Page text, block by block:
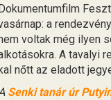
Dokumentumfilm
a
voltak még ilyen
A tavalyi
kal nőtt az eladott
Senki tanár úr